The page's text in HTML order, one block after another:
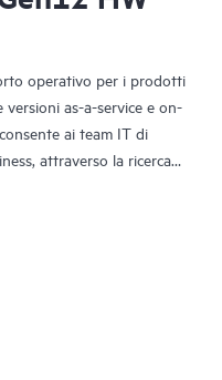
operativo per i prodotti
as-a-service e on-
ai team IT di
attraverso la ricerca
diretto a specialisti dei